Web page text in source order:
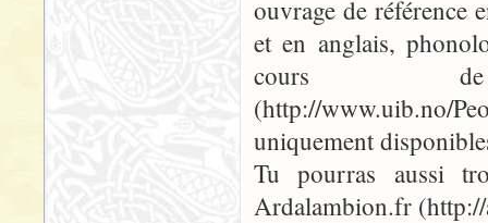
ouvrage de référence
et en anglais,
cours de
(http://www.uib.no/
uniquement
Tu pourras aussi
Ardalambion.fr